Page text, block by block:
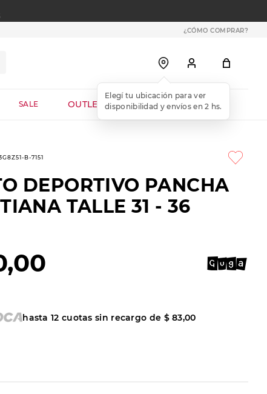
¿CÓMO COMPRAR?
SALE OUTLET WEB
B-7151
DEPORTIVO PANCHA
TALLE 31 - 36
,00
hasta12 cuotas sin recargo de $ 83,00